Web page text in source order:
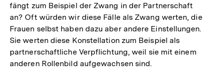
fängt zum Beispiel der Zwang in der Partnerschaft
an? Oft würden wir diese Fälle als Zwang werten, die
Frauen selbst haben dazu aber andere Einstellungen.
Sie werten diese Konstellation zum Beispiel als
partnerschaftliche Verpflichtung, weil sie mit einem
anderen Rollenbild aufgewachsen sind.